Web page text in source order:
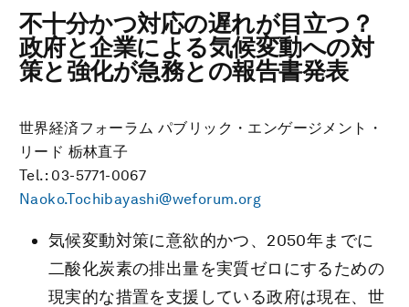
不十分かつ対応の遅れが目立つ？
政府と企業による気候変動への対
策と強化が急務との報告書発表
世界経済フォーラム パブリック・エンゲージメント・
リード 栃林直子
Tel.: 03-5771-0067
Naoko.Tochibayashi@weforum.org
気候変動対策に意欲的かつ、2050年までに
二酸化炭素の排出量を実質ゼロにするための
現実的な措置を支援している政府は現在、世